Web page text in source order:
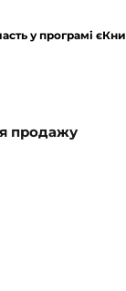
продажу
у програмі